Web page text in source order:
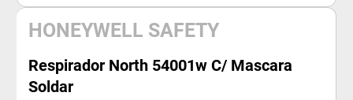
HONEYWELL SAFETY
Respirador North 54001w C/ Mascara
Soldar
5. casco